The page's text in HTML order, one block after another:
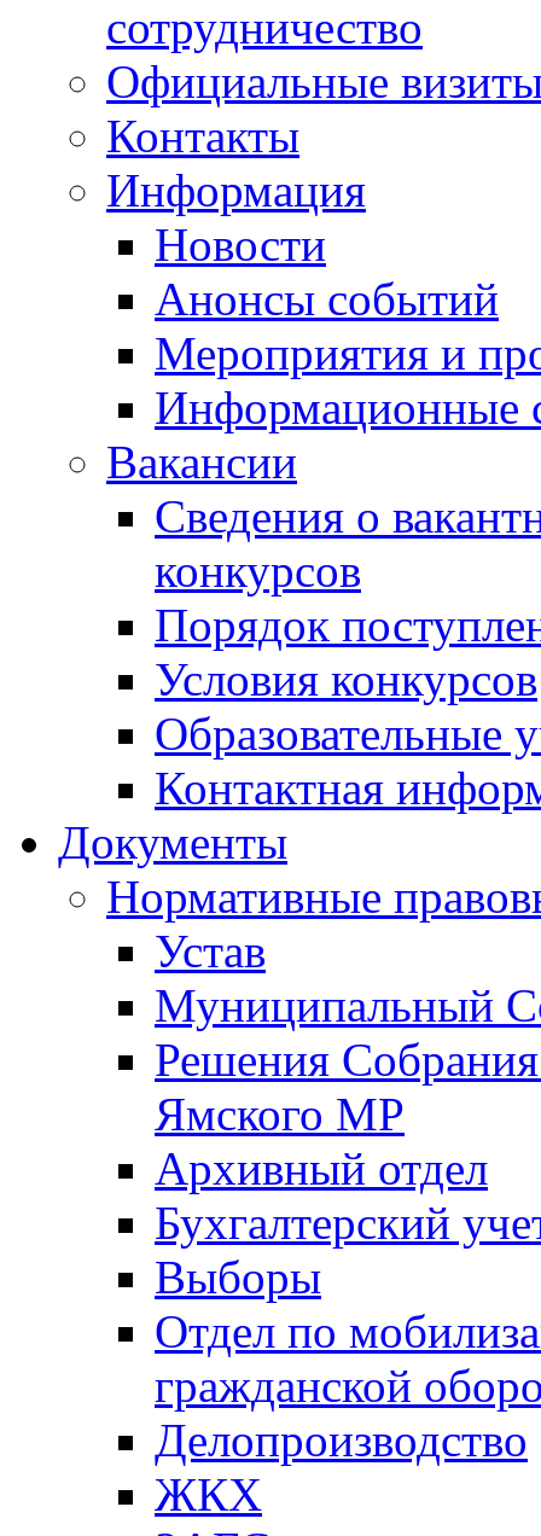
сотрудничество
Официальные
Контакты
Информация
Новости
Анонсы событий
Мероприятия и
Информационные
Вакансии
Сведения о
конкурсов
Порядок
Условия конкурсов
Образовательные
Контактная
Документы
Нормативные
Устав
Муниципальный
Решения
Ямского МР
Архивный отдел
Бухгалтерский
Выборы
Отдел по
гражданской
Делопроизводство
ЖКХ